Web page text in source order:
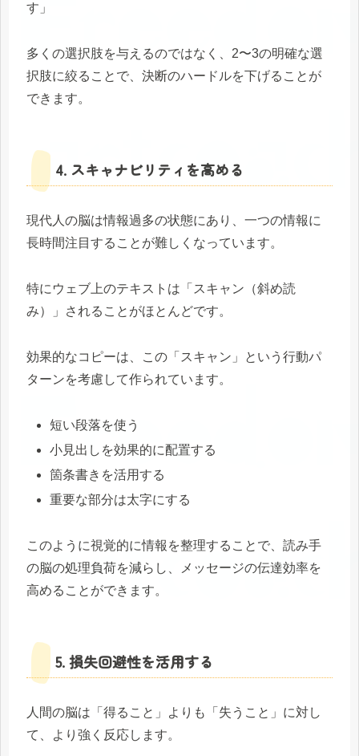
す」
多くの選択肢を与えるのではなく、2〜3の明確な選
択肢に絞ることで、決断のハードルを下げることが
できます。
4. スキャナビリティを高める
現代人の脳は情報過多の状態にあり、一つの情報に
長時間注目することが難しくなっています。
特にウェブ上のテキストは「スキャン（斜め読
み）」されることがほとんどです。
効果的なコピーは、この「スキャン」という行動パ
ターンを考慮して作られています。
短い段落を使う
小見出しを効果的に配置する
箇条書きを活用する
重要な部分は太字にする
このように視覚的に情報を整理することで、読み手
の脳の処理負荷を減らし、メッセージの伝達効率を
高めることができます。
5. 損失回避性を活用する
人間の脳は「得ること」よりも「失うこと」に対し
て、より強く反応します。